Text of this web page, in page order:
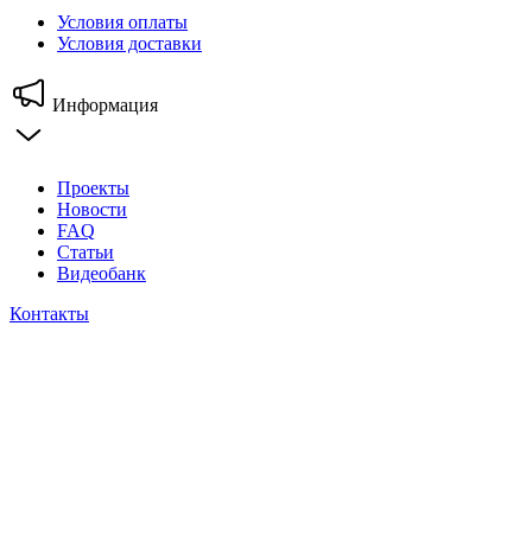
Условия оплаты
Условия доставки
Информация
Проекты
Новости
FAQ
Статьи
Видеобанк
Контакты